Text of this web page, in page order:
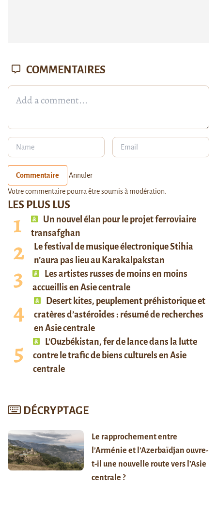
LES PLUS LUS
Un nouvel élan pour le projet ferroviaire
transafghan
Le festival de musique électronique Stihia
n’aura pas lieu au Karakalpakstan
Les artistes russes de moins en moins
accueillis en Asie centrale
Desert kites, peuplement préhistorique et
cratères d’astéroïdes : résumé de recherches
en Asie centrale
L’Ouzbékistan, fer de lance dans la lutte
contre le trafic de biens culturels en Asie
centrale
DÉCRYPTAGE
Le rapprochement entre
l’Arménie et l’Azerbaïdjan ouvre-
t-il une nouvelle route vers l’Asie
centrale ?
COMMENTAIRES
Commentaire Annuler
Votre commentaire pourra être soumis à modération.